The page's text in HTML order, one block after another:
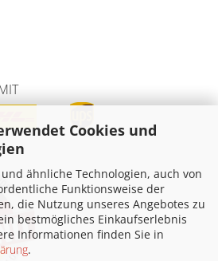
Cookies und
ähnliche Technologien, auch von
Funktionsweise der
die Nutzung unseres Angebotes zu
bestmögliches Einkaufserlebnis
Informationen finden Sie in
.